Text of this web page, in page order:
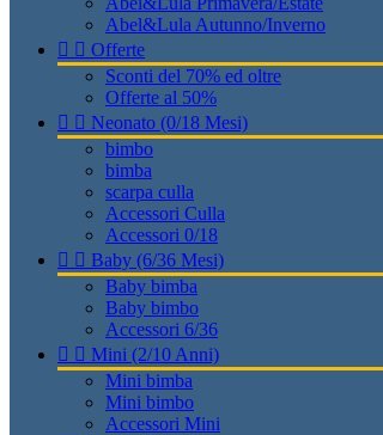
Abel&Lula Autunno/Inverno
  Offerte
Sconti del 70% ed oltre
Offerte al 50%
  Neonato (0/18 Mesi)
bimbo
bimba
scarpa culla
Accessori Culla
Accessori 0/18
  Baby (6/36 Mesi)
Baby bimba
Baby bimbo
Accessori 6/36
  Mini (2/10 Anni)
Mini bimba
Mini bimbo
Accessori Mini